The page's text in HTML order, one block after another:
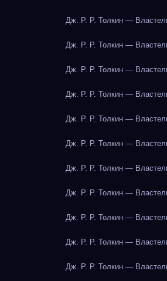
Дж. Р. Р. Толкин —
Дж. Р. Р. Толкин —
Дж. Р. Р. Толкин —
Дж. Р. Р. Толкин —
Дж. Р. Р. Толкин —
Дж. Р. Р. Толкин —
Дж. Р. Р. Толкин —
Дж. Р. Р. Толкин —
Дж. Р. Р. Толкин —
Дж. Р. Р. Толкин —
Дж. Р. Р. Толкин —